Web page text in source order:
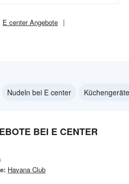
E centerAngebote
Nudeln bei E center
BEI E CENTER
Havana Club